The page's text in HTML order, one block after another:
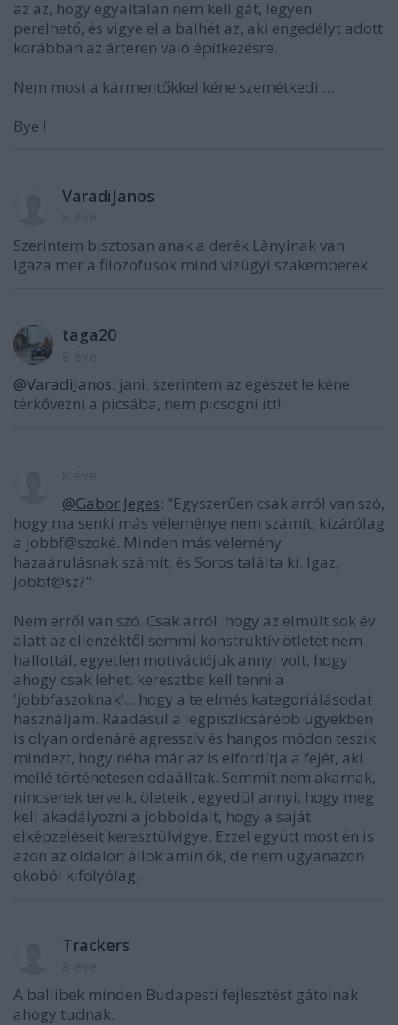
az az, hogy egyáltalán nem kell gát, legyen
perelhető, és vigye el a balhét az, aki engedélyt adott
korábban az ártéren való építkezésre.
Nem most a kármentőkkel kéne szemétkedi …
Bye !
VaradiJanos
Szerintem bisztosan anak a derék Lànyinak van
igaza mer a filozofusok mind vizügyi szakemberek
taga20
@VaradiJanos: jani, szerintem az egészet le kéne
térkővezni a picsába, nem picsogni itt!
@Gabor Jeges: "Egyszerűen csak arról van szó,
hogy ma senki más véleménye nem számít, kizárólag
a jobbf@szoké. Minden más vélemény
hazaárulásnak számít, és Soros találta ki. Igaz,
Jobbf@sz?"
Nem erről van szó. Csak arról, hogy az elmúlt sok év
alatt az ellenzéktől semmi konstruktív ötletet nem
hallottál, egyetlen motivációjuk annyi volt, hogy
ahogy csak lehet, keresztbe kell tenni a
'jobbfaszoknak'... hogy a te elmés kategoriálásodat
használjam. Ráadásul a legpiszlicsárébb ügyekben
is olyan ordenáré agresszív és hangos módon teszik
mindezt, hogy néha már az is elfordítja a fejét, aki
mellé történetesen odaálltak. Semmit nem akarnak,
nincsenek terveik, öleteik , egyedül annyi, hogy meg
kell akadályozni a jobboldalt, hogy a saját
elképzeléseit keresztülvigye. Ezzel együtt most én is
azon az oldalon állok amin ők, de nem ugyanazon
okoból kifolyólag.
Trackers
A ballibek minden Budapesti fejlesztést gátolnak
ahogy tudnak.